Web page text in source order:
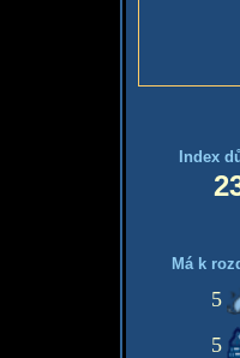
Index
Má k
5
5